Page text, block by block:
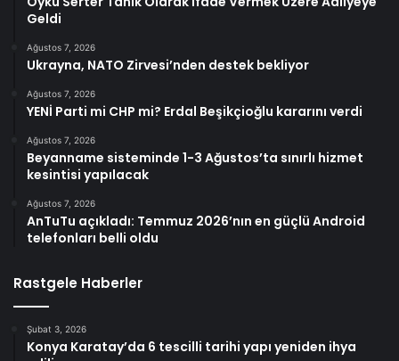
Geldi
Ağustos 7, 2026
Ukrayna, NATO Zirvesi’nden destek bekliyor
Ağustos 7, 2026
YENİ Parti mi CHP mi? Erdal Beşikçioğlu kararını verdi
Ağustos 7, 2026
Beyanname sisteminde 1-3 Ağustos’ta sınırlı hizmet
kesintisi yapılacak
Ağustos 7, 2026
AnTuTu açıkladı: Temmuz 2026’nın en güçlü Android
telefonları belli oldu
Rastgele Haberler
Şubat 3, 2026
Konya Karatay’da 6 tescilli tarihi yapı yeniden ihya